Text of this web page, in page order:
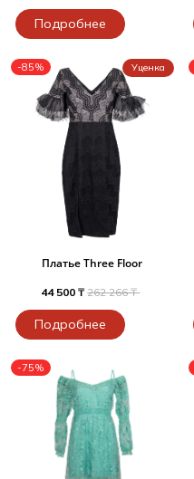
Подробнее
-85% Уценка
Платье Three Floor
44 500 ₸262 266 ₸
Подробнее
-75%